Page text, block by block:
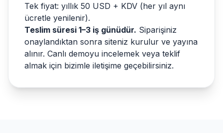
Tek fiyat: yıllık 50 USD + KDV (her yıl aynı
ücretle yenilenir).
Teslim süresi 1–3 iş günüdür. Siparişiniz
onaylandıktan sonra siteniz kurulur ve yayına
alınır. Canlı demoyu incelemek veya teklif
almak için bizimle iletişime geçebilirsiniz.